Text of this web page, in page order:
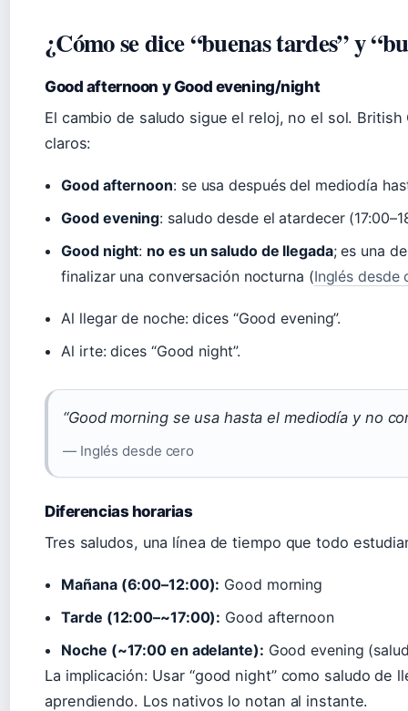
¿Cómo se dice “buenas tardes” y
Good afternoon y Good evening/night
El cambio de saludo sigue el reloj, no el sol.
claros:
Good afternoon: se usa después del mediodía
Good evening: saludo desde el atardecer
Good night: no es un saludo de llegada; es una
finalizar una conversación nocturna (Inglés desde
Al llegar de noche: dices “Good evening”.
Al irte: dices “Good night”.
“Good morning se usa hasta el mediodía y no
— Inglés desde cero
Diferencias horarias
Tres saludos, una línea de tiempo que todo
Mañana (6:00–12:00): Good morning
Tarde (12:00–~17:00): Good afternoon
Noche (~17:00 en adelante): Good evening
La implicación: Usar “good night” como saludo de
aprendiendo. Los nativos lo notan al instante.